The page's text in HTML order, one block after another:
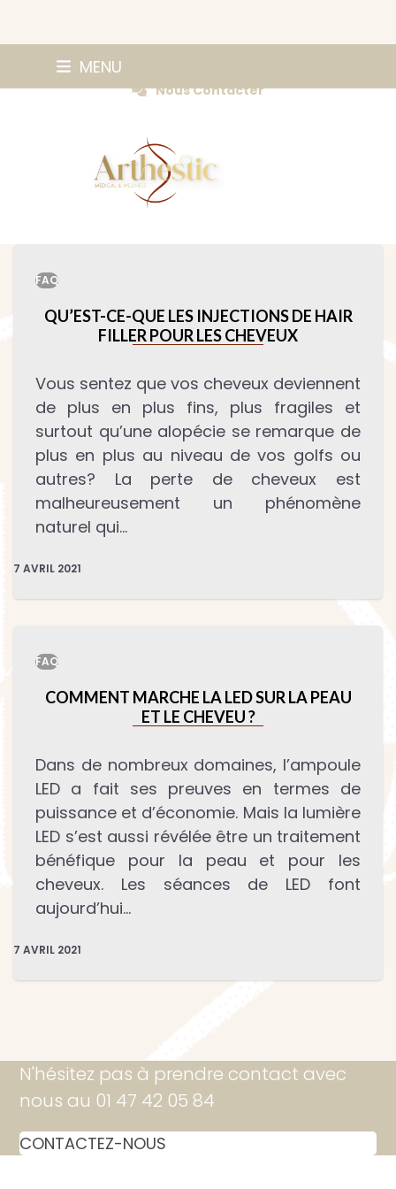
MENU
Nous Contacter
FAQ
QU’EST-CE-QUE LES INJECTIONS DE HAIR
FILLER POUR LES CHEVEUX
Vous sentez que vos cheveux deviennent
de plus en plus fins, plus fragiles et
surtout qu’une alopécie se remarque de
plus en plus au niveau de vos golfs ou
autres? La perte de cheveux est
malheureusement un phénomène
naturel qui…
7 AVRIL 2021
FAQ
COMMENT MARCHE LA LED SUR LA PEAU
ET LE CHEVEU ?
Dans de nombreux domaines, l’ampoule
LED a fait ses preuves en termes de
puissance et d’économie. Mais la lumière
LED s’est aussi révélée être un traitement
bénéfique pour la peau et pour les
cheveux. Les séances de LED font
aujourd’hui…
7 AVRIL 2021
N'hésitez pas à prendre contact avec
nous au 01 47 42 05 84
CONTACTEZ-NOUS